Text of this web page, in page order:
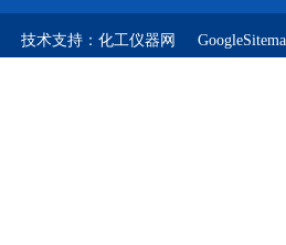
技术支持： 化工仪器网